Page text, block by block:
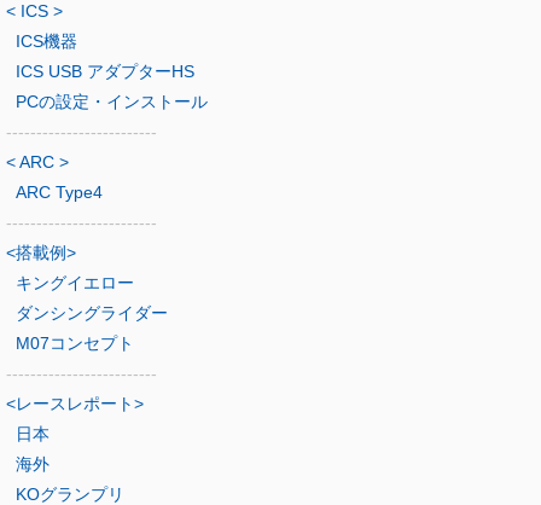
< ICS >
ICS機器
ICS USB アダプターHS
PCの設定・インストール
-------------------------
< ARC >
ARC Type4
-------------------------
<搭載例>
キングイエロー
ダンシングライダー
M07コンセプト
-------------------------
<レースレポート>
日本
海外
KOグランプリ